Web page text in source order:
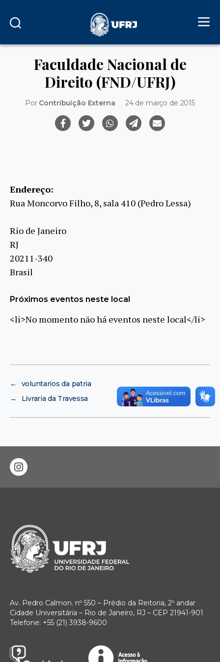
Faculdade Nacional de
Direito (FND/UFRJ)
Por Contribuição Externa 24 de março de 2015
Endereço:
Rua Moncorvo Filho, 8, sala 410 (Pedro Lessa)
Rio de Janeiro
RJ
20211-340
Brasil
Próximos eventos neste local
<li>No momento não há eventos neste local</li>
←
voluntarios da patria
→
Livraria da Travessa
instagram
Av. Pedro Calmon. nº 550 – Prédio da Reitoria, 2º andar
Cidade Universitária – Rio de Janeiro, RJ – CEP 21941-901
Telefone: +55 (21) 3938-9600